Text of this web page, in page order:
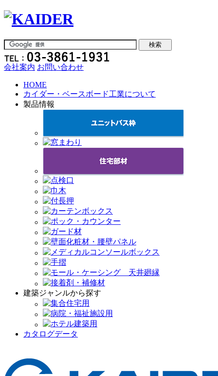
会社案内 お問い合わせ
HOME
カイダー・ベースボード工業について
製品情報
建築ジャンルから探す
カタログデータ